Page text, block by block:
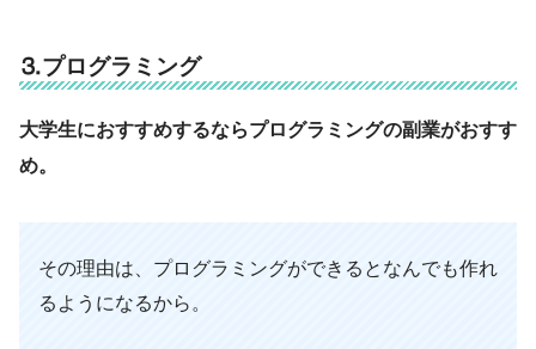
⒊プログラミング
大学生におすすめするならプログラミングの副業がおすす
め。
その理由は、プログラミングができるとなんでも作れ
るようになるから。